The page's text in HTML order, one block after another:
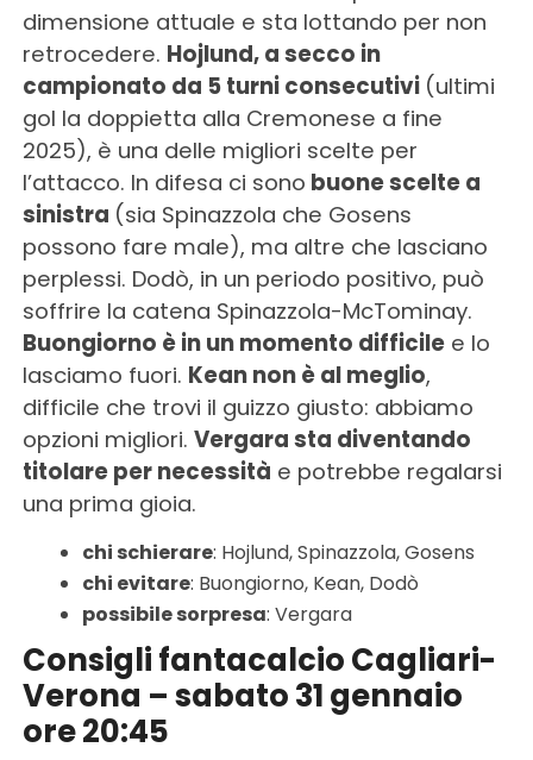
dimensione attuale e sta lottando per non
retrocedere. Hojlund, a secco in
campionato da 5 turni consecutivi (ultimi
gol la doppietta alla Cremonese a fine
2025), è una delle migliori scelte per
l’attacco. In difesa ci sono buone scelte a
sinistra (sia Spinazzola che Gosens
possono fare male), ma altre che lasciano
perplessi. Dodò, in un periodo positivo, può
soffrire la catena Spinazzola-McTominay.
Buongiorno è in un momento difficilee lo
lasciamo fuori. Kean non è al meglio,
difficile che trovi il guizzo giusto: abbiamo
opzioni migliori. Vergara sta diventando
titolare per necessità e potrebbe regalarsi
una prima gioia.
chi schierare: Hojlund, Spinazzola, Gosens
chi evitare: Buongiorno, Kean, Dodò
possibile sorpresa: Vergara
Consigli fantacalcio Cagliari-
Verona – sabato 31 gennaio
ore 20:45